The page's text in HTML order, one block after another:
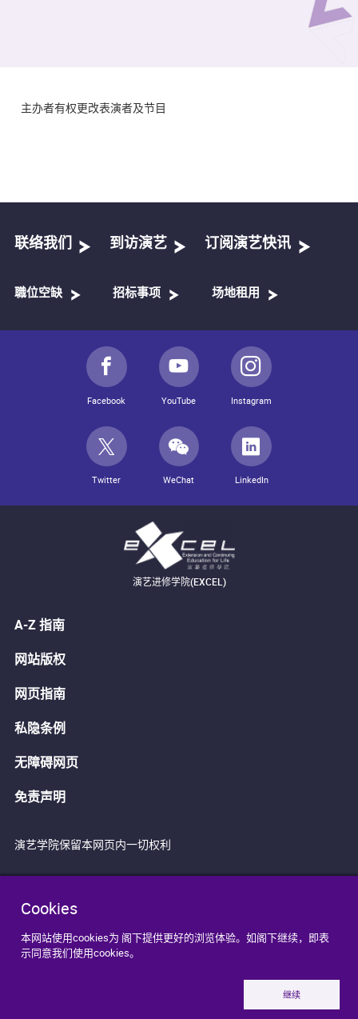
Cookies
本网站使用cookies为 阁下提供更好的浏览体验。如阁下继续，即表
示同意我们使用cookies。
继续
主办者有权更改表演者及节目
联络我们 到访演艺 订阅演艺快讯
職位空缺 招标事项 场地租用
Facebook YouTube Instagram
Twitter WeChat LinkedIn
演艺进修学院(EXCEL)
A-Z 指南
网站版权
网页指南
私隐条例
无障碍网页
免责声明
演艺学院保留本网页内一切权利